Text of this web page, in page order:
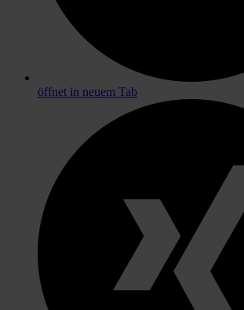
öffnet in neuem Tab